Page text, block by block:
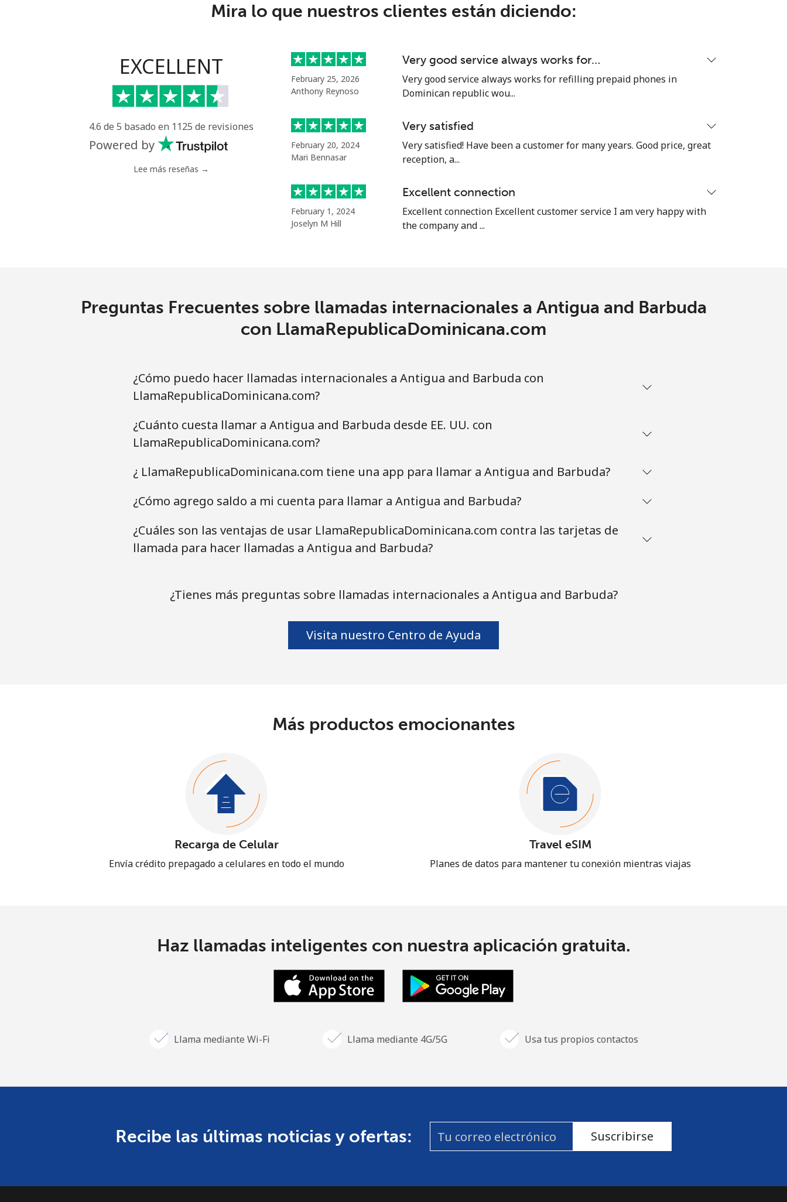
¿Olvidaste tu contraseña? →
Iniciar Sesión
Continuar con
Mira lo que nuestros clientes están diciendo:
EXCELLENT
4.6 de 5 basado en 1125 de revisiones
Powered by
Lee más reseñas →
February 25, 2026
Anthony Reynoso
Very good service always works for…
Very good service always works for refilling prepaid phones in
Dominican republic wou...
February 20, 2024
Mari Bennasar
Very satisfied
Very satisfied! Have been a customer for many years. Good price, great
reception, a...
February 1, 2024
Joselyn M Hill
Excellent connection
Excellent connection Excellent customer service I am very happy with
the company and ...
Preguntas Frecuentes sobre llamadas internacionales a Antigua and Barbuda
con LlamaRepublicaDominicana.com
¿Cómo puedo hacer llamadas internacionales a Antigua and Barbuda con
LlamaRepublicaDominicana.com?
¿Cuánto cuesta llamar a Antigua and Barbuda desde EE. UU. con
LlamaRepublicaDominicana.com?
¿ LlamaRepublicaDominicana.com tiene una app para llamar a Antigua and Barbuda?
¿Cómo agrego saldo a mi cuenta para llamar a Antigua and Barbuda?
¿Cuáles son las ventajas de usar LlamaRepublicaDominicana.com contra las tarjetas de
llamada para hacer llamadas a Antigua and Barbuda?
¿Tienes más preguntas sobre llamadas internacionales a Antigua and Barbuda?
Visita nuestro Centro de Ayuda
Más productos emocionantes
Recarga de Celular
Envía crédito prepagado a celulares en todo el mundo
Travel eSIM
Planes de datos para mantener tu conexión mientras viajas
Haz llamadas inteligentes con nuestra aplicación gratuita.
Llama mediante Wi-Fi Llama mediante 4G/5G Usa tus propios contactos
Recibe las últimas noticias y ofertas: Suscribirse